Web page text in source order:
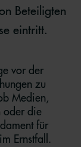
Beteiligten
eintritt.
vor der
zu
Medien,
oder die
für
Ernstfall.